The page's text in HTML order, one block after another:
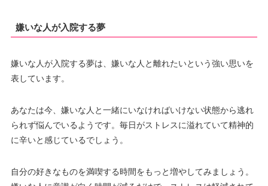
嫌いな人が入院する夢
嫌いな人が入院する夢は、嫌いな人と離れたいという強い思いを
表しています。
あなたは今、嫌いな人と一緒にいなければいけない状態から逃れ
られず悩んでいるようです。毎日がストレスに溢れていて精神的
に辛いと感じているでしょう。
自分の好きなものを満喫する時間をもっと増やしてみましょう。